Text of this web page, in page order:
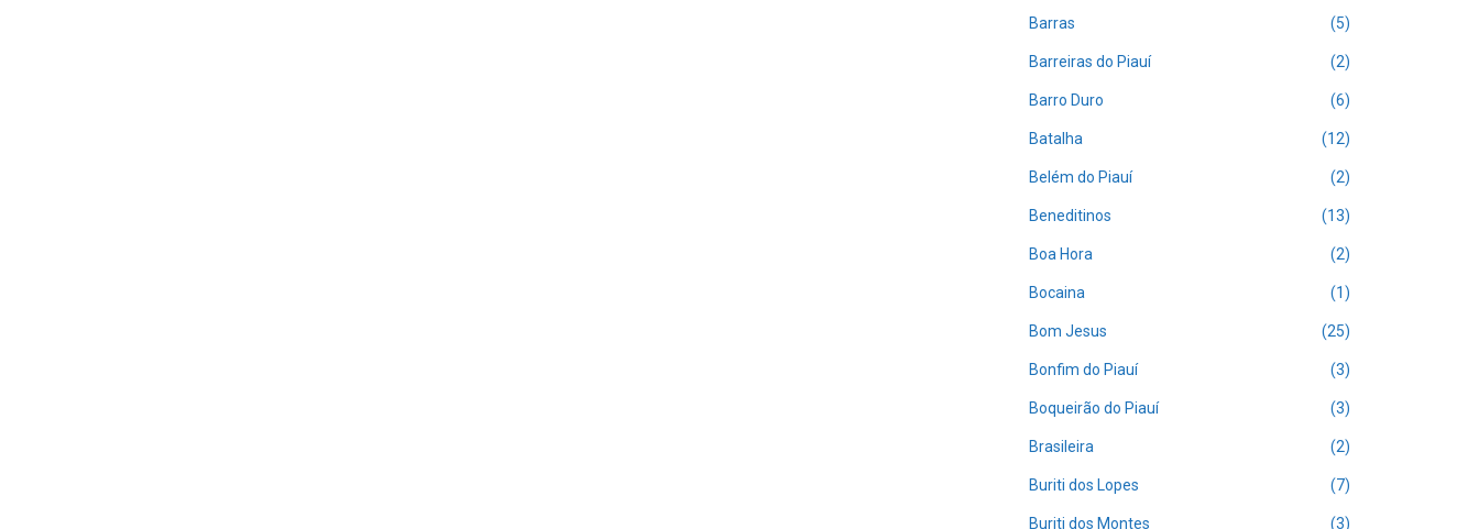
Barras (5)
Barreiras do Piauí (2)
Barro Duro (6)
Batalha (12)
Belém do Piauí (2)
Beneditinos (13)
Boa Hora (2)
Bocaina (1)
Bom Jesus (25)
Bonfim do Piauí (3)
Boqueirão do Piauí (3)
Brasileira (2)
Buriti dos Lopes (7)
Buriti dos Montes (3)